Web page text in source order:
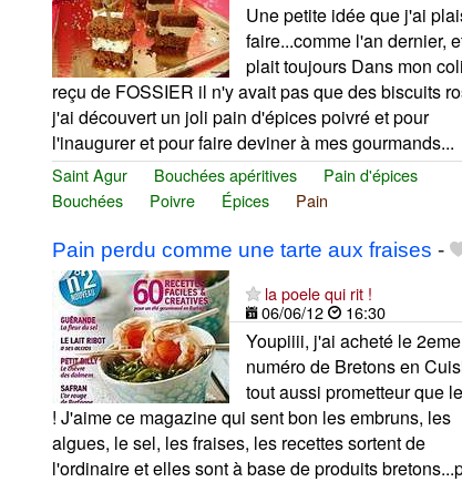
Une petite idée que j'ai
faire...comme l'an dernier,
plait toujours Dans mon
reçu de FOSSIER il n'y avait pas que des biscuits
j'ai découvert un joli pain d'épices poivré et pour
l'inaugurer et pour faire deviner à mes gourmands...
Saint Agur Bouchées apéritives
Pain d'épices
Bouchées
Poivre Épices Pain
Pain perdu comme une tarte aux fraises -
la poele qui rit !
06/06/12
16:30
Youpiiii, j'ai acheté le 2eme
numéro de Bretons en
tout aussi prometteur que
! J'aime ce magazine qui sent bon les embruns, les
algues, le sel, les fraises, les recettes sortent de
l'ordinaire et elles sont à base de produits